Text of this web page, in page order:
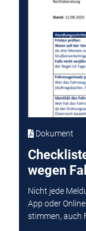
Dokument
wegen
Nicht jede
App oder
stimmen, auch